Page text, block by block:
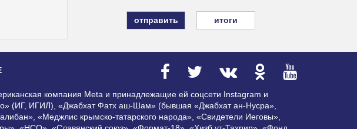
итоги
компания Meta и принадлежащие ей соцсети Instagram и
(ИГ, ИГИЛ), «Джабхат Фатх аш-Шам» (бывшая «Джабхат ан-Нусра»,
«Меджлис крымско-татарского народа», «Свидетели Иеговы»,